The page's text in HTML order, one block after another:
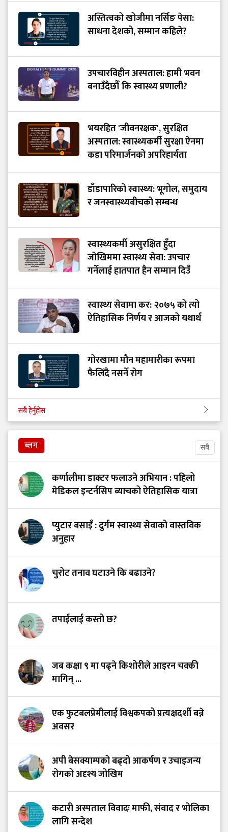
अस्तित्वको खोजीमा नर्सिङ पेसा:
साधना देशको, सम्मान कहिले?
उपचारविहीन अस्पताल: हामी भवन
बनाउँदैछौँ कि स्वास्थ्य प्रणाली?
भयरहित 'जीवनरक्षक', सुरक्षित
अस्पताल: स्वास्थ्यकर्मी सुरक्षा ऐनमा
कडा परिमार्जनको अपरिहार्यता
डाँडापारिको स्वास्थ्य: भूगोल, समुदाय
र जनस्वास्थ्यबीचको सम्बन्ध
स्वास्थ्यकर्मी असुरक्षित हुँदा
जोखिममा स्वास्थ्य सेवा: उपचार
गर्नेलाई हातपात हैन सम्मान दिउँ
स्वास्थ्य सेवामा कर: २०७५ को त्यो
ऐतिहासिक निर्णय र आजको यथार्थ
गोरखामा मौन महामारीका रूपमा
फैलिँदै नसर्ने रोग
सबै हेर्नुहोस
ब्लग सबै
कर्णालीमा डाक्टर फलाउने अभियान : पहिलो
मेडिकल इन्टर्नसिप ब्याचको ऐतिहासिक यात्रा
प्युटार बसाइँ : दुर्गम स्वास्थ्य सेवाको वास्तविक
अनुहार
चुरोट तनाव घटाउने कि बढाउने?
तपाईंलाई कस्तो छ?
जब कक्षा ९ मा पढ्ने किशोरीले आइरन चक्की
मागिन् ...
एक फुटबलप्रेमीलाई विश्वकपको प्रत्यक्षदर्शी बन्ने
अवसर
अपी बेसक्याम्पको बढ्दो आकर्षण र उचाइजन्य
रोगको अदृश्य जोखिम
कटारी अस्पताल विवादः माफी, संवाद र भोलिका
लागि सन्देश